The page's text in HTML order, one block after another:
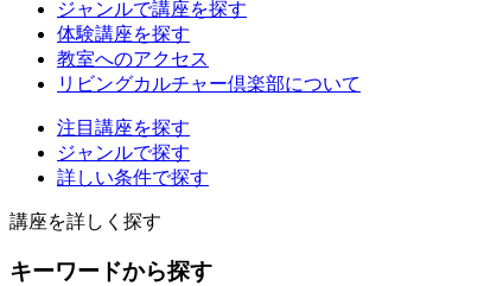
ジャンルで講座を探す
体験講座を探す
教室へのアクセス
リビングカルチャー倶楽部について
注目講座を探す
ジャンルで探す
詳しい条件で探す
講座を詳しく探す
キーワードから探す